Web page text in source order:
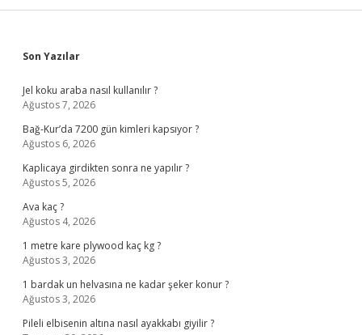
Sidebar
Son Yazılar
Jel koku araba nasıl kullanılır ?
Ağustos 7, 2026
Bağ-Kur’da 7200 gün kimleri kapsıyor ?
Ağustos 6, 2026
Kaplicaya girdikten sonra ne yapılır ?
Ağustos 5, 2026
Ava kaç ?
Ağustos 4, 2026
1 metre kare plywood kaç kg ?
Ağustos 3, 2026
1 bardak un helvasına ne kadar şeker konur ?
Ağustos 3, 2026
Pileli elbisenin altına nasıl ayakkabı giyilir ?